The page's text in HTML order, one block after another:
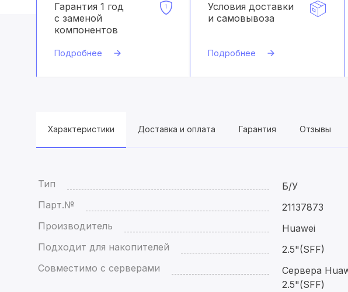
Гарантия 1 год
с заменой
компонентов
Подробнее
Условия доставки
и самовывоза
Подробнее
Характеристики Доставка и оплата Гарантия Отзывы
Тип
Б/У
Парт.№
21137873
Производитель
Huawei
Подходит для накопителей
2.5"(SFF)
Совместимо с серверами
Сервера
2.5"(SFF)